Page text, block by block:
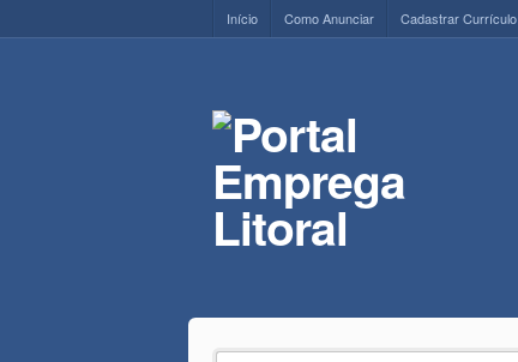
Início Como Anunciar Cadastrar Currículo